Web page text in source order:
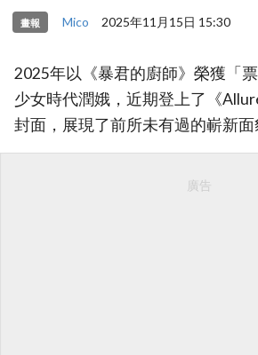
畫報 Mico 2025年11月15日 15:30
2025年以《暴君的廚師》榮獲「
少女時代潤娥，近期登上了《
封面，展現了前所未有過的嶄新面
廣告